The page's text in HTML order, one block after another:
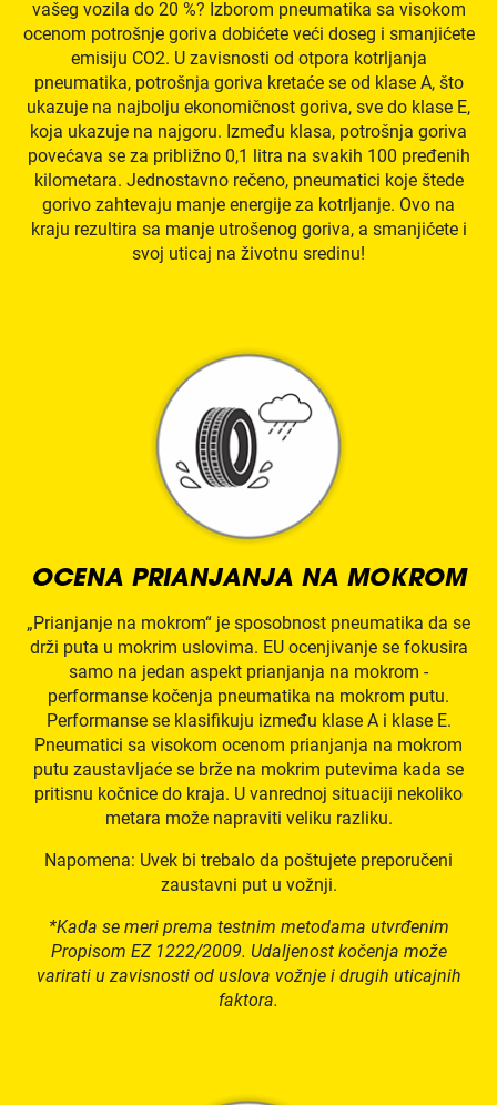
vašeg vozila do 20 %? Izborom pneumatika sa visokom
ocenom potrošnje goriva dobićete veći doseg i smanjićete
emisiju CO2. U zavisnosti od otpora kotrljanja
pneumatika, potrošnja goriva kretaće se od klase A, što
ukazuje na najbolju ekonomičnost goriva, sve do klase E,
koja ukazuje na najgoru. Između klasa, potrošnja goriva
povećava se za približno 0,1 litra na svakih 100 pređenih
kilometara. Jednostavno rečeno, pneumatici koje štede
gorivo zahtevaju manje energije za kotrljanje. Ovo na
kraju rezultira sa manje utrošenog goriva, a smanjićete i
svoj uticaj na životnu sredinu!
OCENA PRIANJANJA NA MOKROM
„Prianjanje na mokrom“ je sposobnost pneumatika da se
drži puta u mokrim uslovima. EU ocenjivanje se fokusira
samo na jedan aspekt prianjanja na mokrom -
performanse kočenja pneumatika na mokrom putu.
Performanse se klasifikuju između klase A i klase E.
Pneumatici sa visokom ocenom prianjanja na mokrom
putu zaustavljaće se brže na mokrim putevima kada se
pritisnu kočnice do kraja. U vanrednoj situaciji nekoliko
metara može napraviti veliku razliku.
Napomena: Uvek bi trebalo da poštujete preporučeni
zaustavni put u vožnji.
*Kada se meri prema testnim metodama utvrđenim
Propisom EZ 1222/2009. Udaljenost kočenja može
varirati u zavisnosti od uslova vožnje i drugih uticajnih
faktora.